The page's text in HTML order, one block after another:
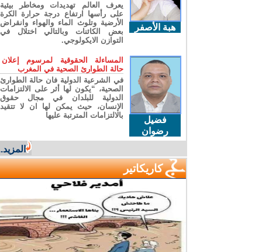
هبة الأصفر
يعرف العالم تهديدات ومخاطر بيئية
على رأسها ارتفاع درجة حرارة الكرة
الأرضية وتلوث الماء والهواء وانقراض
بعض الكائنات وبالتالي اختلال في
التوازن الايكولوجي.
فضيل
رضوان
المساءلة الحقوقية لمرسوم إعلان
حالة الطوارئ الصحية في المغرب
في الشرعية الدولية فان حالة الطوارئ
الصحية، “يكون لها أثر على الالتزامات
الدولية للبلدان في مجال حقوق
الإنسان، حيث يمكن لها ان لا تتقيد
بالالتزامات المترتبة عليها
المزيد...
كاريكاتير